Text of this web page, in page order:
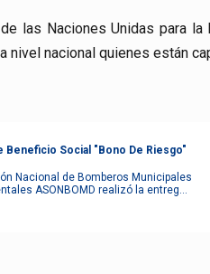
las Naciones Unidas para
nacional quienes están
Beneficio Social "Bono De Riesgo"
Nacional de Bomberos Municipales
ASONBOMD realizó la entreg...